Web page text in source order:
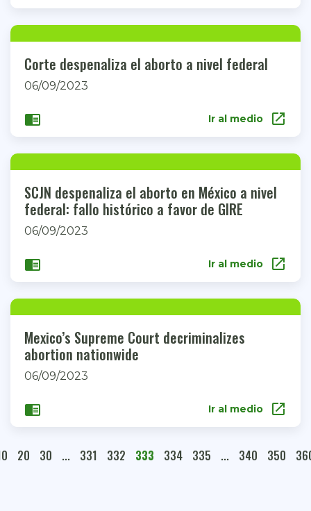
Corte despenaliza el aborto a nivel federal
06/09/2023
chrome_reader_mode Ir al medio open_in_new
SCJN despenaliza el aborto en México a nivel
federal: fallo histórico a favor de GIRE
06/09/2023
chrome_reader_mode Ir al medio open_in_new
Mexico’s Supreme Court decriminalizes
abortion nationwide
06/09/2023
chrome_reader_mode Ir al medio open_in_new
20 30 ... 331 332 333 334 335 ... 340 350